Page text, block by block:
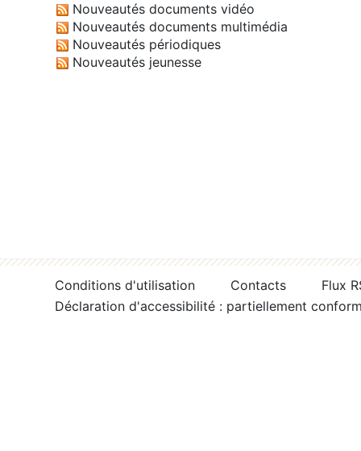
Nouveautés documents vidéo
Nouveautés documents multimédia
Nouveautés périodiques
Nouveautés jeunesse
Conditions d'utilisation Contacts
Flux
Déclaration d'accessibilité : partiellement